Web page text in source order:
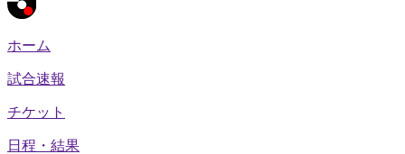
ホーム
試合速報
チケット
日程・結果